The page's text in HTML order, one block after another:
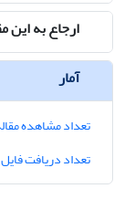
ارجاع به این
آمار
تعداد مشاهده
تعداد دریافت